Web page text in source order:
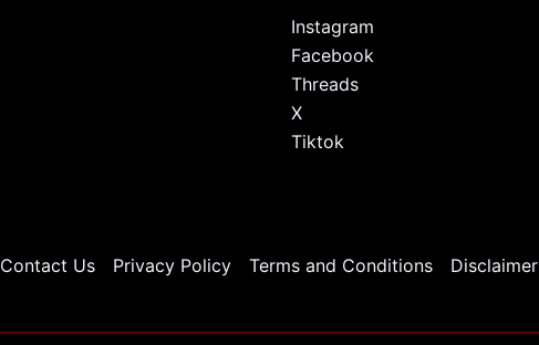
Instagram
Facebook
Threads
X
Tiktok
Contact Us Privacy Policy Terms and Conditions Disclaimer